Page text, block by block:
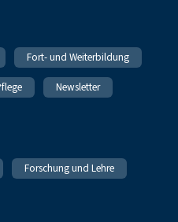
Fort- und Weiterbildung
Newsletter
Forschung und Lehre